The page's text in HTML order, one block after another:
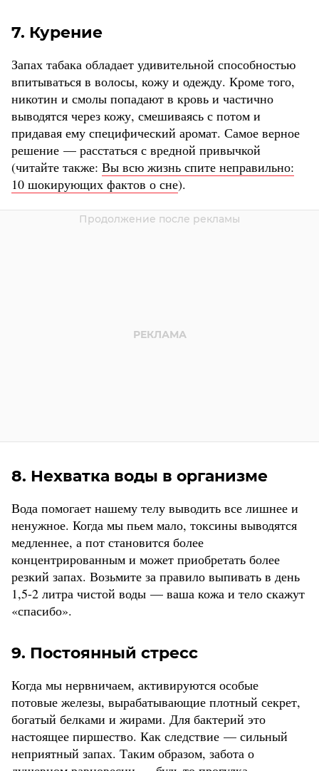
7. Курение
Запах табака обладает удивительной способностью
впитываться в волосы, кожу и одежду. Кроме того,
никотин и смолы попадают в кровь и частично
выводятся через кожу, смешиваясь с потом и
придавая ему специфический аромат. Самое верное
решение — расстаться с вредной привычкой
(читайте также: Вы всю жизнь спите неправильно:
10 шокирующих фактов о сне).
8. Нехватка воды в организме
Вода помогает нашему телу выводить все лишнее и
ненужное. Когда мы пьем мало, токсины выводятся
медленнее, а пот становится более
концентрированным и может приобретать более
резкий запах. Возьмите за правило выпивать в день
1,5-2 литра чистой воды — ваша кожа и тело скажут
«спасибо».
9. Постоянный стресс
Когда мы нервничаем, активируются особые
потовые железы, вырабатывающие плотный секрет,
богатый белками и жирами. Для бактерий это
настоящее пиршество. Как следствие — сильный
неприятный запах. Таким образом, забота о